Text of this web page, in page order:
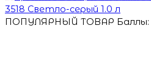
ПОПУЛЯРНЫЙ ТОВАР Баллы: